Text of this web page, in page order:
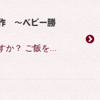
～ベビー勝
か？ ご飯を...